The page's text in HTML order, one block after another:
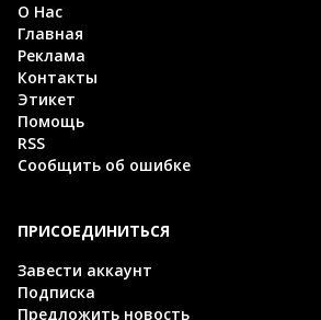
О Нас
Главная
Реклама
Контакты
Этикет
Помощь
RSS
Сообщить об ошибке
ПРИСОЕДИНИТЬСЯ
Завести аккаунт
Подписка
Предложить новость